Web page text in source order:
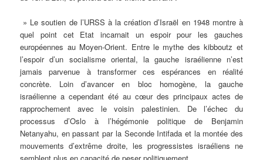
» Le soutien de l’URSS à la création d’Israël en 1948 montre à
quel point cet Etat incarnait un espoir pour les gauches
européennes au Moyen-Orient. Entre le mythe des kibboutz et
l’espoir d’un socialisme oriental, la gauche israélienne n’est
jamais parvenue à transformer ces espérances en réalité
concrète. Loin d’avancer en bloc homogène, la gauche
israélienne a cependant été au cœur des principaux actes de
rapprochement avec le voisin palestinien. De l’échec du
processus d’Oslo à l’hégémonie politique de Benjamin
Netanyahu, en passant par la Seconde Intifada et la montée des
mouvements d’extrême droite, les progressistes israéliens ne